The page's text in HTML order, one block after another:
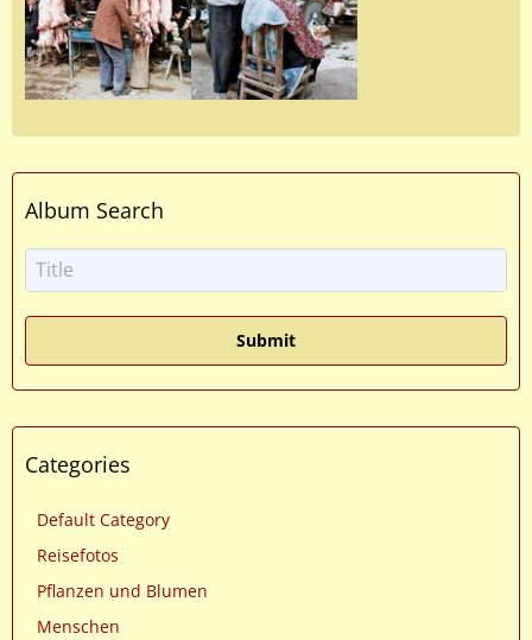
Album Search
Categories
Default Category
Reisefotos
Pflanzen und Blumen
Menschen